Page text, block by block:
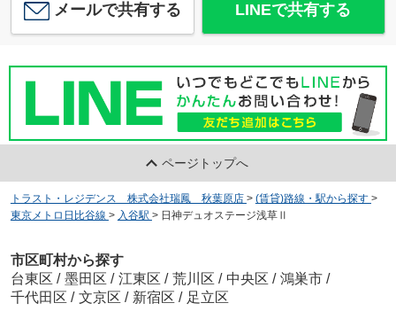
メールで共有する LINEで共有する
ページトップへ
トラスト・レジデンス 株式会社瑞鳳 秋葉原店 > (賃貸)路線・駅から探す >
東京メトロ日比谷線 > 入谷駅 > 日神デュオステージ浅草Ⅱ
市区町村から探す
台東区 / 墨田区 / 江東区 / 荒川区 / 中央区 / 鴻巣市 /
千代田区 / 文京区 / 新宿区 / 足立区